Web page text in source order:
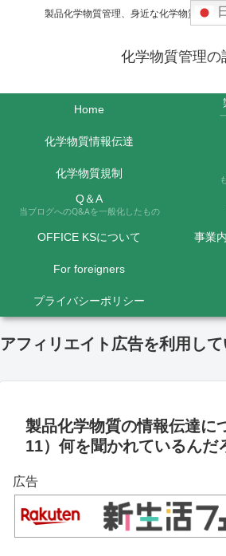
製品化学物質管理、身近な化学物質など
化学物質管理の
Home
化学物質情報伝達
化学物質規制
Q＆A
当ブログへのQ&Aを一般化したもの
OFFICE KSについて
For foreigners
プライバシーポリシー
アフィリエイト広告を利用し
製品化学物質の情報伝達に
11）何を聞かれているんだ
広告